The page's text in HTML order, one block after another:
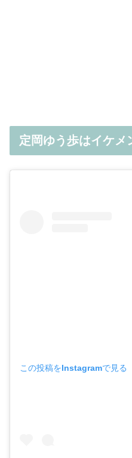
定岡ゆう歩はイケメ
この投稿をInstagramで見る